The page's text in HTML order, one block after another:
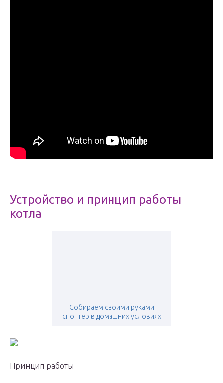
Устройство и принцип работы
котла
Собираем своими руками
споттер в домашних условиях
Принцип работы